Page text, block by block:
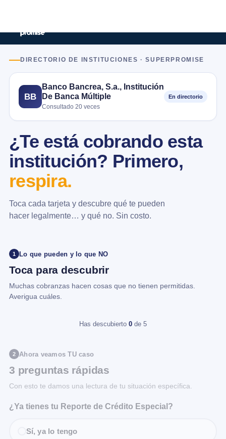
DIRECTORIO DE INSTITUCIONES · SUPERPROMISE
BB
Banco Bancrea, S.a., Institución
De Banca Múltiple
Consultado 20 veces
En directorio
¿Te está cobrando esta
institución? Primero,
respira.
Toca cada tarjeta y descubre qué te pueden
hacer legalmente… y qué no. Sin costo.
1 Lo que pueden y lo que NO
Toca para descubrir
Muchas cobranzas hacen cosas que no tienen permitidas.
Averigua cuáles.
Has descubierto 0 de 5
2 Ahora veamos TU caso
3 preguntas rápidas
Con esto te damos una lectura de tu situación específica.
¿Ya tienes tu Reporte de Crédito Especial?
Sí, ya lo tengo